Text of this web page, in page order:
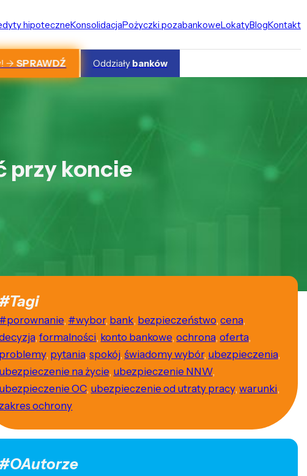
hipoteczneKonsolidacjaPożyczki pozabankoweLokatyBlogKontakt
! -> SPRAWDŹ Oddziały banków
przy koncie
#porownanie, #wybor, bank, bezpieczeństwo,cena,
,formalności, konto bankowe,ochrona,oferta,
problemy, pytania,spokój,świadomy wybór, ubezpieczenia,
ubezpieczenie na życie, ubezpieczenie NNW,
ubezpieczenie OC, ubezpieczenie od utraty pracy,warunki,
zakres ochrony